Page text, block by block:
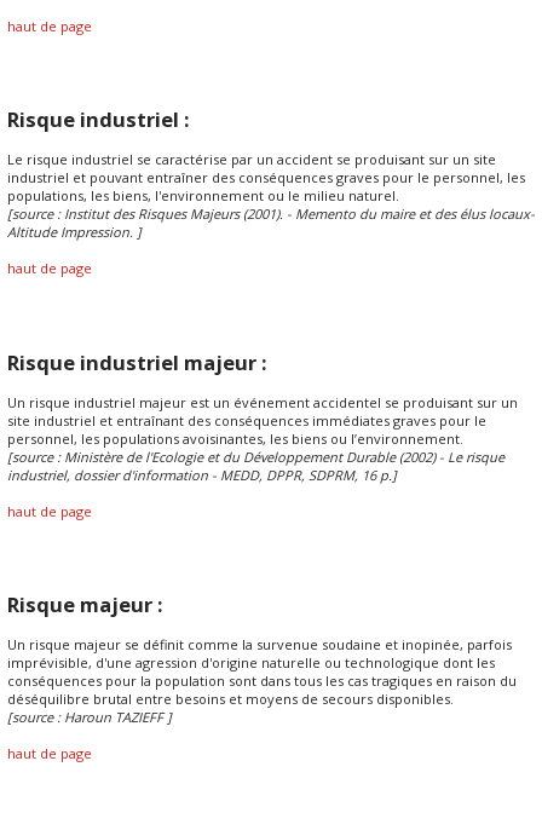
haut de page
Risque industriel :
Le risque industriel se caractérise par un accident se produisant sur un site
industriel et pouvant entraîner des conséquences graves pour le personnel, les
populations, les biens, l'environnement ou le milieu naturel.
[source : Institut des Risques Majeurs (2001). - Memento du maire et des élus locaux-
Altitude Impression. ]
haut de page
Risque industriel majeur :
Un risque industriel majeur est un événement accidentel se produisant sur un
site industriel et entraînant des conséquences immédiates graves pour le
personnel, les populations avoisinantes, les biens ou l’environnement.
[source : Ministère de l'Ecologie et du Développement Durable (2002) - Le risque
industriel, dossier d'information - MEDD, DPPR, SDPRM, 16 p.]
haut de page
Risque majeur :
Un risque majeur se définit comme la survenue soudaine et inopinée, parfois
imprévisible, d'une agression d'origine naturelle ou technologique dont les
conséquences pour la population sont dans tous les cas tragiques en raison du
déséquilibre brutal entre besoins et moyens de secours disponibles.
[source : Haroun TAZIEFF ]
haut de page